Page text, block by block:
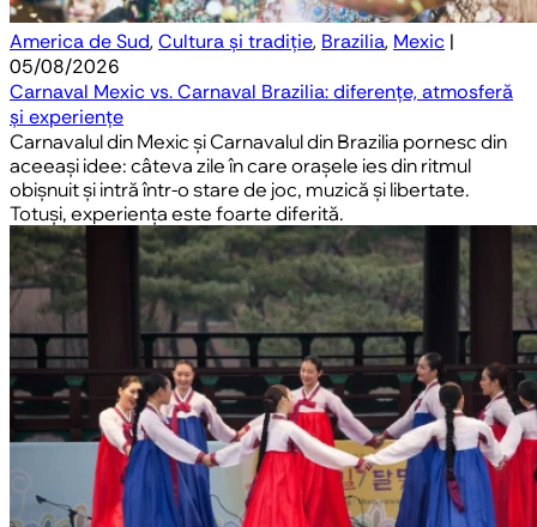
America de Sud,Cultura și tradiție, Brazilia, Mexic |
05/08/2026
Carnaval Mexic vs. Carnaval Brazilia: diferențe, atmosferă
și experiențe
Carnavalul din Mexic și Carnavalul din Brazilia pornesc din
aceeași idee: câteva zile în care orașele ies din ritmul
obișnuit și intră într-o stare de joc, muzică și libertate.
Totuși, experiența este foarte diferită.